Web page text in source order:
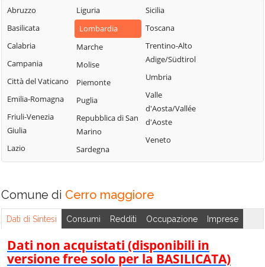
Bubbiano
Buccinasco
Buscate
Bussero
Busto Garolfo
Calvignasco
Cambiago
Canegrate
Carpiano
Cassano d'Adda
Cassina de'
Pecchi
Locate di Triulzi
Magenta
Magnago
Marcallo con
Casone
Masate
Mediglia
Melegnano
Melzo
Motta Visconti
Nerviano
Nosate
Milanese
San Giorgio su
Legnano
San Giuliano
Olona
San Zenone al
Ticino
Segrate
Senago
Giovanni
Abruzzo
Basilicata
Calabria
Campania
Città del Vaticano
Emilia-Romagna
Friuli-Venezia
Giulia
Lazio
Liguria
Lombardia
Marche
Molise
Piemonte
Puglia
Repubblica di San
Marino
Sardegna
Sicilia
Toscana
Trentino-Alto
Adige/Südtirol
Umbria
Valle
d'Aosta/Vallée
d'Aoste
Veneto
Comune di Cerro maggiore
Dati di Sintesi Consumi Redditi Occupazione Imprese
Dati non acquistati (disponibili in
versione free solo per la BASILICATA)